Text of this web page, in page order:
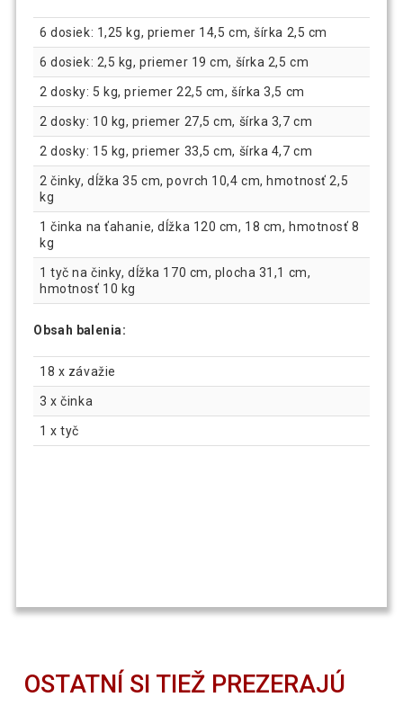
6 dosiek: 1,25 kg, priemer 14,5 cm, šírka 2,5 cm
6 dosiek: 2,5 kg, priemer 19 cm, šírka 2,5 cm
2 dosky: 5 kg, priemer 22,5 cm, šírka 3,5 cm
2 dosky: 10 kg, priemer 27,5 cm, šírka 3,7 cm
2 dosky: 15 kg, priemer 33,5 cm, šírka 4,7 cm
2 činky, dĺžka 35 cm, povrch 10,4 cm, hmotnosť 2,5
kg
1 činka na ťahanie, dĺžka 120 cm, 18 cm, hmotnosť 8
kg
1 tyč na činky, dĺžka 170 cm, plocha 31,1 cm,
hmotnosť 10 kg
Obsah balenia:
18 x závažie
3 x činka
1 x tyč
OSTATNÍ SI TIEŽ PREZERAJÚ